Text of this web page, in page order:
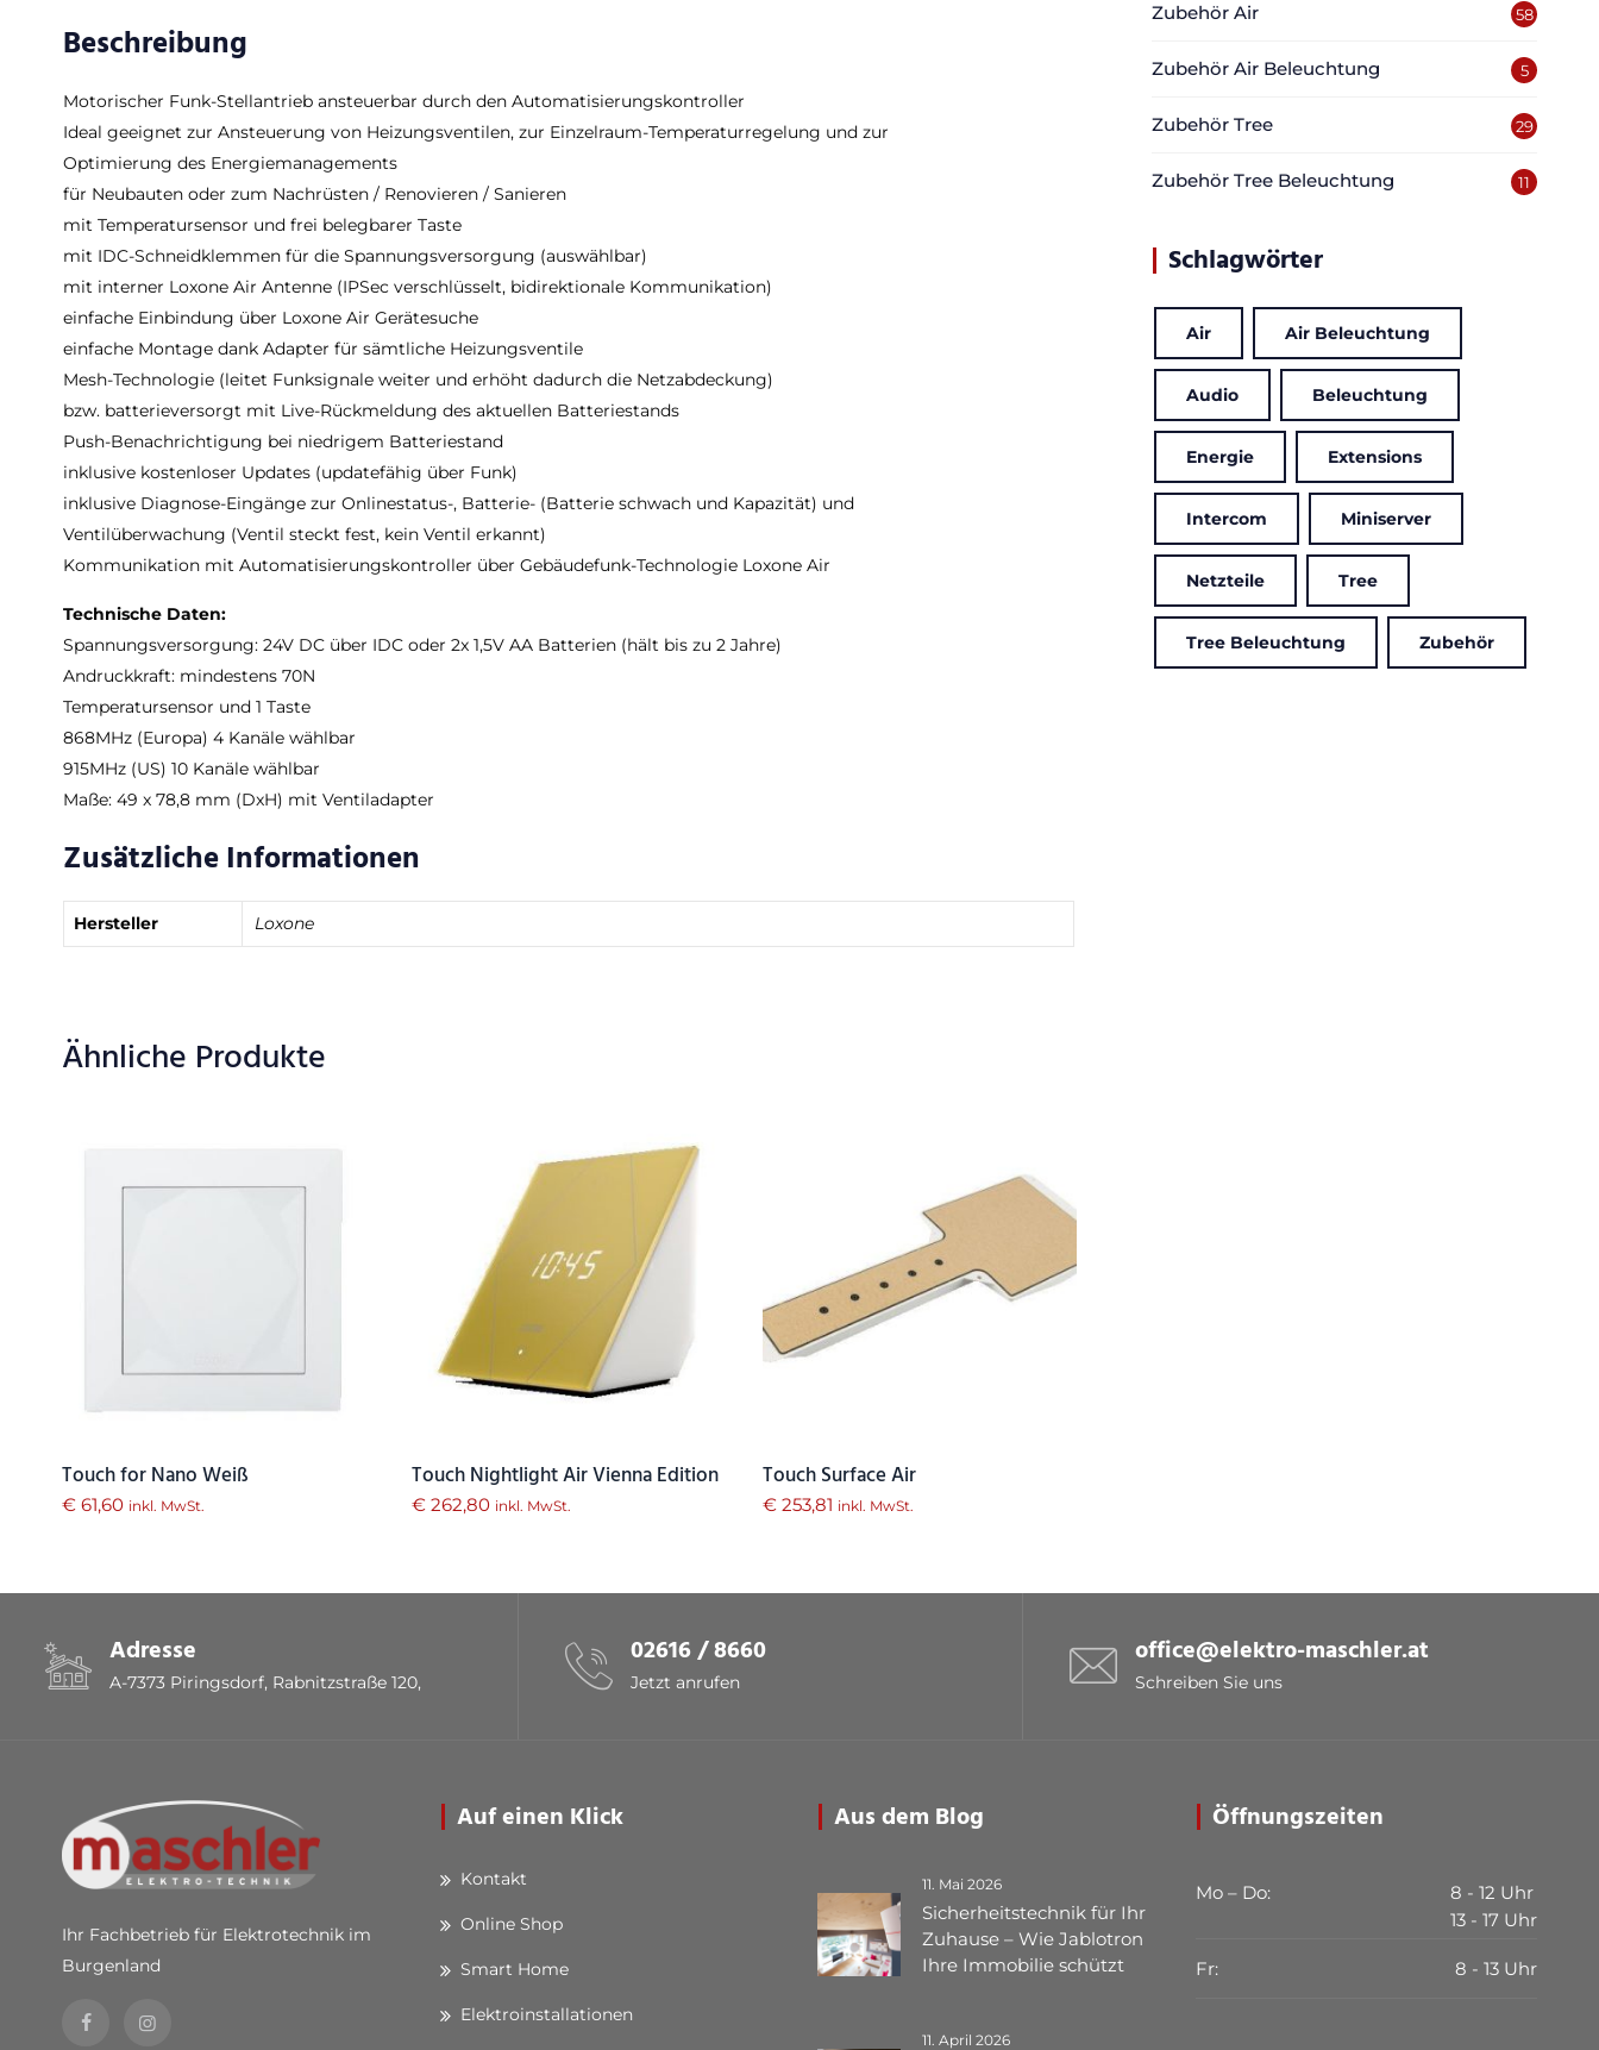
Beschreibung
Motorischer Funk-Stellantrieb ansteuerbar durch den Automatisierungskontroller
Ideal geeignet zur Ansteuerung von Heizungsventilen, zur Einzelraum-Temperaturregelung und zur
Optimierung des Energiemanagements
für Neubauten oder zum Nachrüsten / Renovieren / Sanieren
mit Temperatursensor und frei belegbarer Taste
mit IDC-Schneidklemmen für die Spannungsversorgung (auswählbar)
mit interner Loxone Air Antenne (IPSec verschlüsselt, bidirektionale Kommunikation)
einfache Einbindung über Loxone Air Gerätesuche
einfache Montage dank Adapter für sämtliche Heizungsventile
Mesh-Technologie (leitet Funksignale weiter und erhöht dadurch die Netzabdeckung)
bzw. batterieversorgt mit Live-Rückmeldung des aktuellen Batteriestands
Push-Benachrichtigung bei niedrigem Batteriestand
inklusive kostenloser Updates (updatefähig über Funk)
inklusive Diagnose-Eingänge zur Onlinestatus-, Batterie- (Batterie schwach und Kapazität) und
Ventilüberwachung (Ventil steckt fest, kein Ventil erkannt)
Kommunikation mit Automatisierungskontroller über Gebäudefunk-Technologie Loxone Air
Technische Daten:
Spannungsversorgung: 24V DC über IDC oder 2x 1,5V AA Batterien (hält bis zu 2 Jahre)
Andruckkraft: mindestens 70N
Temperatursensor und 1 Taste
868MHz (Europa) 4 Kanäle wählbar
915MHz (US) 10 Kanäle wählbar
Maße: 49 x 78,8 mm (DxH) mit Ventiladapter
Zusätzliche Informationen
Hersteller Loxone
Ähnliche Produkte
Touch for Nano Weiß
€ 61,60 inkl. MwSt.
Touch Nightlight Air Vienna Edition
€ 262,80 inkl. MwSt.
Touch Surface Air
€253,81 inkl. MwSt.
Zubehör Air 58
Zubehör Air Beleuchtung 5
Zubehör Tree 29
Zubehör Tree Beleuchtung 11
Schlagwörter
Air Air Beleuchtung
Audio Beleuchtung
Energie Extensions
Intercom Miniserver
Netzteile Tree
Tree Beleuchtung Zubehör
Adresse
A-7373 Piringsdorf, Rabnitzstraße 120,
02616 / 8660
Jetzt anrufen
office@elektro-maschler.at
Schreiben Sie uns
Ihr Fachbetrieb für Elektrotechnik im
Burgenland
Auf einen Klick
Kontakt
Online Shop
Smart Home
Elektroinstallationen
Aus dem Blog
11. Mai 2026
Sicherheitstechnik für Ihr
Zuhause – Wie Jablotron
Ihre Immobilie schützt
11. April 2026
Öffnungszeiten
Mo – Do:
8 - 12 Uhr
13 - 17 Uhr
Fr: 8 - 13 Uhr